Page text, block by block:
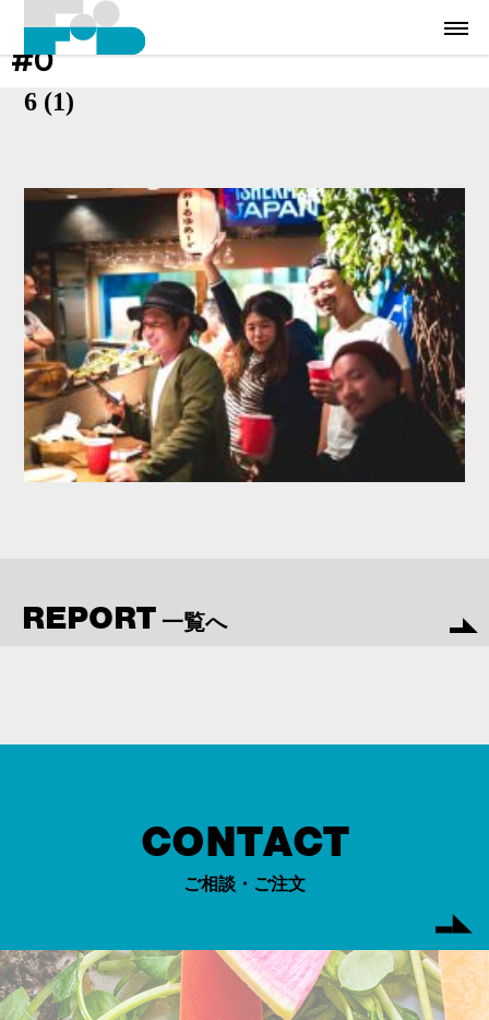
#0
6 (1)
REPORT 一覧へ
CONTACT
ご相談・ご注文